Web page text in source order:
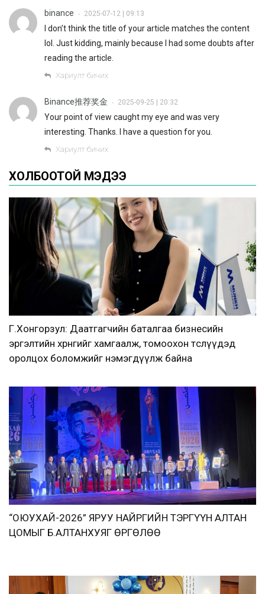
binance • 2025-07-12 | 09:13
I don’t think the title of your article matches the content
lol. Just kidding, mainly because I had some doubts after
reading the article.
Хариулт бичих
Binance推荐奖金 • 2025-09-25 | 20:32
Your point of view caught my eye and was very
interesting. Thanks. I have a question for you.
Хариулт бичих
ХОЛБООТОЙ МЭДЭЭ
Г.Хонгорзул: Даатгагчийн баталгаа бизнесийн
эргэлтийн хөрөнгийг хамгаалж, томоохон төслүүдэд
оролцох боломжийг нэмэгдүүлж байна
“ОЮУХАЙ-2026” ЯРУУ НАЙРГИЙН ТЭРГҮҮН АЛТАН
ЦОМЫГ Б.АЛТАНХУЯГ ӨРГӨЛӨӨ